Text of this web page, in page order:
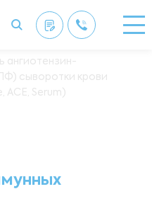
ангиотензин-
сыворотки крови
Serum)